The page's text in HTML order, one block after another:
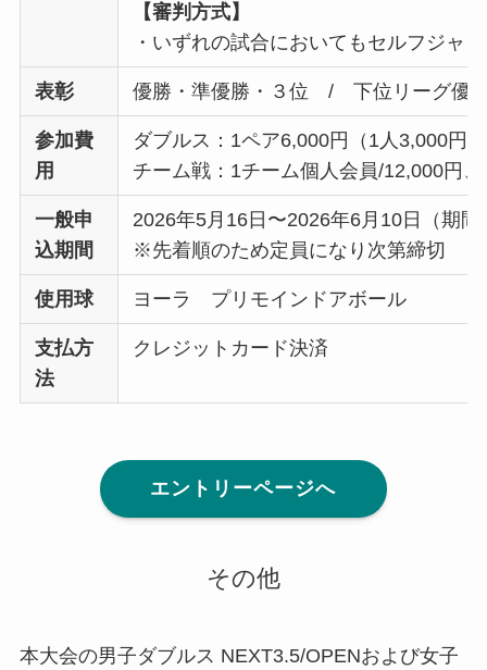
【審判方式】
・いずれの試合においてもセルフジャ
表彰 優勝・準優勝・３位 / 下位リーグ優
参加費
用
ダブルス：1ペア6,000円（1人3,000円）
チーム戦：1チーム個人会員/12,000円
一般申
込期間
2026年5月16日〜2026年6月10日（期
※先着順のため定員になり次第締切
使用球 ヨーラ プリモインドアボール
支払方
法
クレジットカード決済
エントリーページへ
その他
本大会の男子ダブルス NEXT3.5/OPENおよび女子